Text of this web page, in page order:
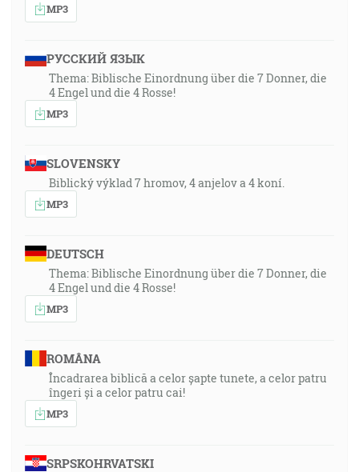
MP3
РУССКИЙ ЯЗЫК
Thema: Biblische Einordnung über die 7 Donner, die
4 Engel und die 4 Rosse!
MP3
SLOVENSKY
Biblický výklad 7 hromov, 4 anjelov a 4 koní.
MP3
DEUTSCH
Thema: Biblische Einordnung über die 7 Donner, die
4 Engel und die 4 Rosse!
MP3
ROMÂNA
Încadrarea biblică a celor șapte tunete, a celor patru
îngeri și a celor patru cai!
MP3
SRPSKOHRVATSKI